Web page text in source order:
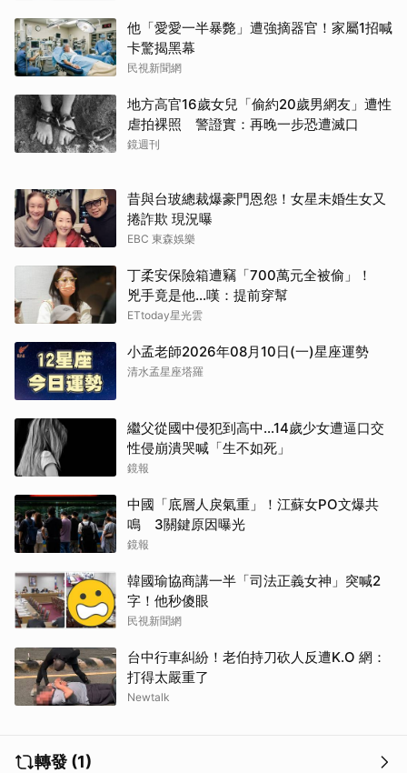
他「愛愛一半暴斃」遭強摘器官！家屬1招喊
卡驚揭黑幕
民視新聞網
地方高官16歲女兒「偷約20歲男網友」遭性
虐拍裸照 警證實：再晚一步恐遭滅口
鏡週刊
昔與台玻總裁爆豪門恩怨！女星未婚生女又
捲詐欺 現況曝
EBC 東森娛樂
丁柔安保險箱遭竊「700萬元全被偷」！
兇手竟是他...嘆：提前穿幫
ETtoday星光雲
小孟老師2026年08月10日(一)星座運勢
清水孟星座塔羅
繼父從國中侵犯到高中…14歲少女遭逼口交
性侵崩潰哭喊「生不如死」
鏡報
中國「底層人戾氣重」！江蘇女PO文爆共
鳴 3關鍵原因曝光
鏡報
韓國瑜協商講一半「司法正義女神」突喊2
字！他秒傻眼
民視新聞網
台中行車糾紛！老伯持刀砍人反遭K.O 網：
打得太嚴重了
Newtalk
轉發 (1)